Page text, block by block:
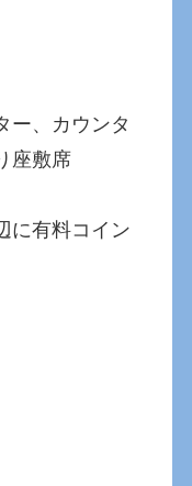
、カウンタ
座敷席
有料コイン